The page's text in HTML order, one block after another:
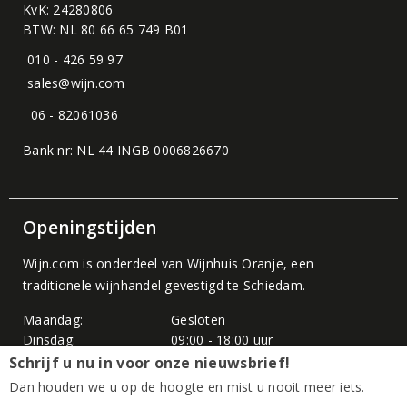
KvK: 24280806
BTW: NL 80 66 65 749 B01
010 - 426 59 97
sales@wijn.com
06 - 82061036
Bank nr: NL 44 INGB 0006826670
Openingstijden
Wijn.com is onderdeel van Wijnhuis Oranje, een
traditionele wijnhandel gevestigd te Schiedam.
Maandag:
Gesloten
Dinsdag:
09:00 - 18:00 uur
Woensdag:
09:00 - 18:00 uur
Donderdag:
09:00 - 18:00 uur
09:00 - 18:00 uur
Schrijf u nu in voor onze nieuwsbrief!
Dan houden we u op de hoogte en mist u nooit meer iets.